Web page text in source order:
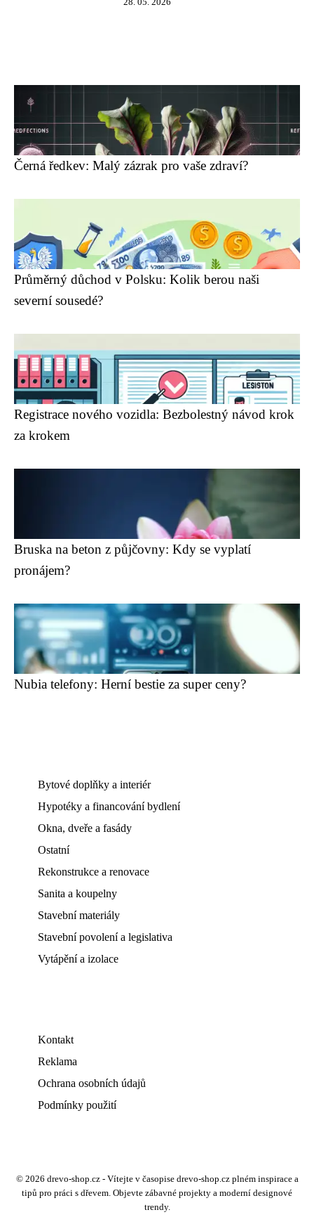
28. 05. 2026
Černá ředkev: Malý zázrak pro vaše zdraví?
Průměrný důchod v Polsku: Kolik berou naši
severní sousedé?
Registrace nového vozidla: Bezbolestný návod krok
za krokem
Bruska na beton z půjčovny: Kdy se vyplatí
pronájem?
Nubia telefony: Herní bestie za super ceny?
Bytové doplňky a interiér
Hypotéky a financování bydlení
Okna, dveře a fasády
Ostatní
Rekonstrukce a renovace
Sanita a koupelny
Stavební materiály
Stavební povolení a legislativa
Vytápění a izolace
Kontakt
Reklama
Ochrana osobních údajů
Podmínky použití
© 2026 drevo-shop.cz - Vítejte v časopise drevo-shop.cz plném inspirace a
tipů pro práci s dřevem. Objevte zábavné projekty a moderní designové
trendy.